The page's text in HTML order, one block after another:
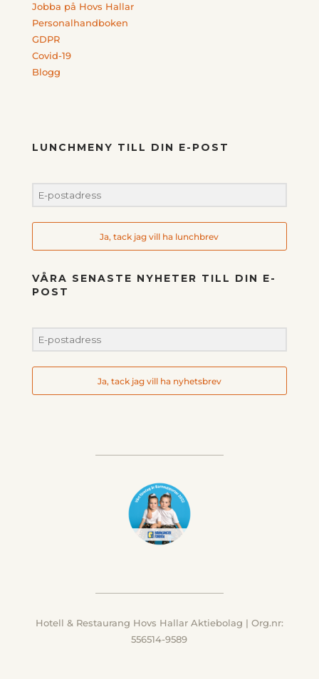
Jobba på Hovs Hallar
Personalhandboken
GDPR
Covid-19
Blogg
LUNCHMENY TILL DIN E-POST
Ja, tack jag vill ha lunchbrev
VÅRA SENASTE NYHETER TILL DIN E-
POST
Ja, tack jag vill ha nyhetsbrev
Hotell & Restaurang Hovs Hallar Aktiebolag | Org.nr:
556514-9589